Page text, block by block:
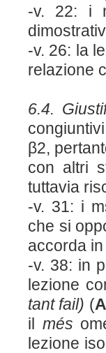
-v. 22: i
-v. 26: la
relazione
6.4.
β2,
con altri
tuttavia
-v. 31: i
che si
accorda
-v. 38: in
lezione
tant fail) (
il més
lezione